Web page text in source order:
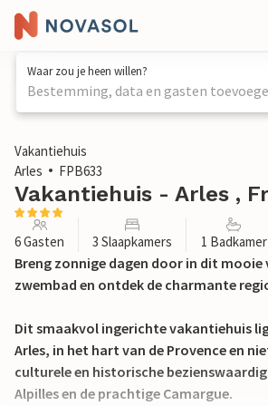
Waar zou je heen willen?
Bestemming, data en gasten
1 / 33
Vakantiehuis
Arles
FPB633
Vakantiehuis - Arles ,
6 Gasten 3 Slaapkamers 1 Badkamer
Breng zonnige dagen door in dit
zwembad en ontdek de charmante
Dit smaakvol ingerichte vakantiehuis
Arles, in het hart van de Provence en
culturele en historische
Alpilles en de prachtige Camargue.